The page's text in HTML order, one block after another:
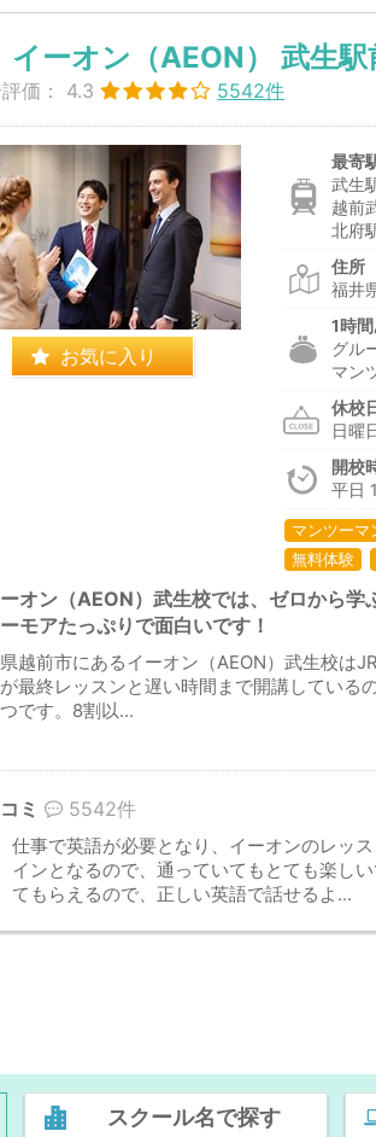
イーオン（AEON） 武生駅
価： 4.3 5542件
お気に入り
最寄
武生
越前
北府
住所
福井
1時
グル
マン
休校
日曜
開校
平日
マンツーマ
無料体験
オン（AEON）武生校では、ゼロから
モアたっぷりで面白いです！
越前市にあるイーオン（AEON）武生校は
最終レッスンと遅い時間まで開講している
です。8割以...
ミ 5542件
仕事で英語が必要となり、イーオンのレッ
インとなるので、通っていてもとても楽し
てもらえるので、正しい英語で話せるよ...
スクール名で探す